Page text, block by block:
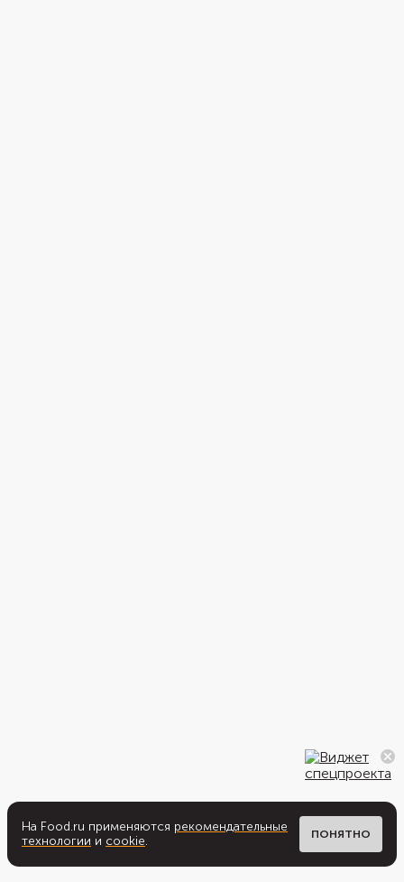
На Food.ru применяются рекомендательные
технологии и cookie. ПОНЯТНО